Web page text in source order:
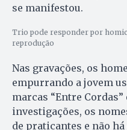
se manifestou.
Trio pode responder por
reprodução
Nas gravações, os
empurrando a jovem
marcas “Entre Cordas”
investigações, os
de praticantes e não